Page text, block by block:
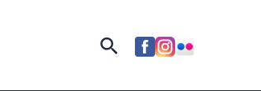
Rechercher